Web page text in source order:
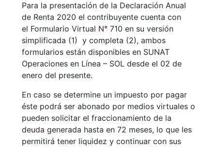
Para la presentación de la Declaración Anual
de Renta 2020 el contribuyente cuenta con
el Formulario Virtual N° 710 en su versión
simplificada (1) y completa (2), ambos
formularios están disponibles en SUNAT
Operaciones en Línea – SOL desde el 02 de
enero del presente.
En caso se determine un impuesto por pagar
éste podrá ser abonado por medios virtuales o
pueden solicitar el fraccionamiento de la
deuda generada hasta en 72 meses, lo que les
permitirá tener liquidez y continuar con sus